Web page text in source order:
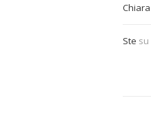
Chiara
Ste su